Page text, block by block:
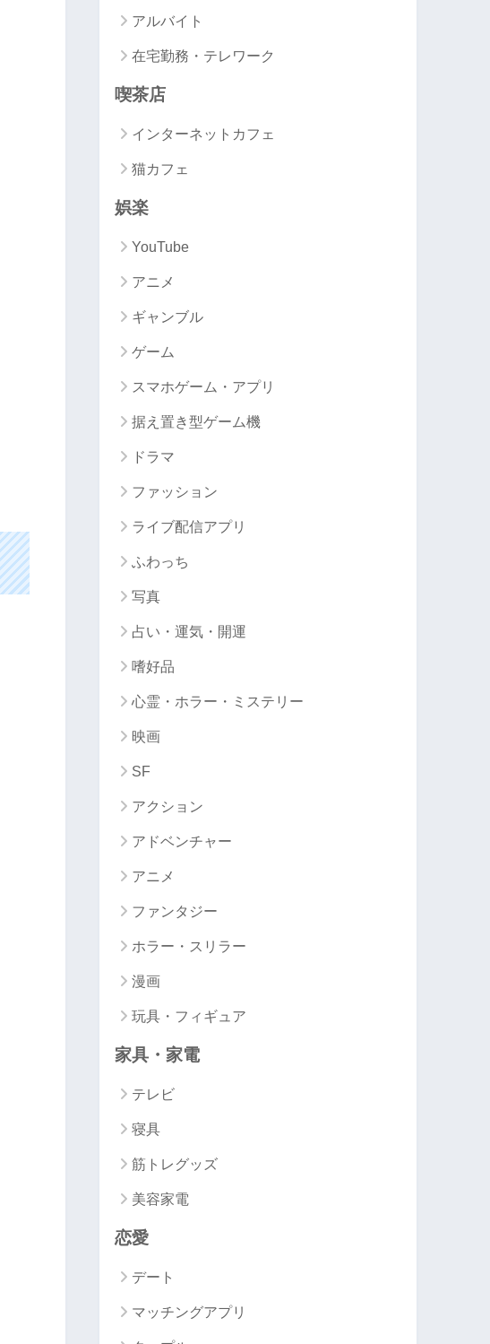
アルバイト
在宅勤務・テレワーク
喫茶店
インターネットカフェ
猫カフェ
娯楽
YouTube
アニメ
ギャンブル
ゲーム
スマホゲーム・アプリ
据え置き型ゲーム機
ドラマ
ファッション
ライブ配信アプリ
ふわっち
写真
占い・運気・開運
嗜好品
心霊・ホラー・ミステリー
映画
SF
アクション
アドベンチャー
アニメ
ファンタジー
ホラー・スリラー
漫画
玩具・フィギュア
家具・家電
テレビ
寝具
筋トレグッズ
美容家電
恋愛
デート
マッチングアプリ